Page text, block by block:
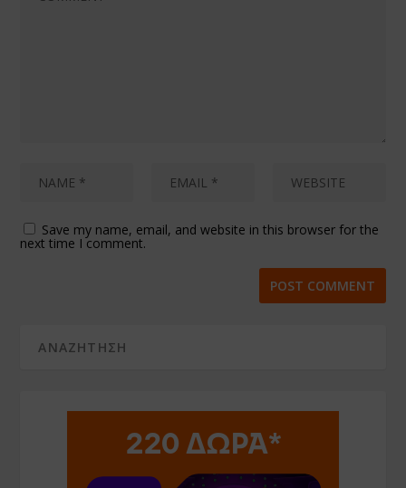
Save my name, email, and website in this browser for the
next time I comment.